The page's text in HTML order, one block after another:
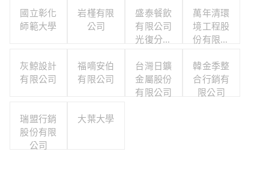
國立彰化
師範大學
岩槿有限
公司
盛泰餐飲
有限公司
光復分公
萬年清環
境工程股
份有限公
灰鯨設計
有限公司
福嘀安伯
有限公司
台灣日鑛
金屬股份
有限公司
韓金季整
合行銷有
限公司
瑞盟行銷
股份有限
公司
大葉大學